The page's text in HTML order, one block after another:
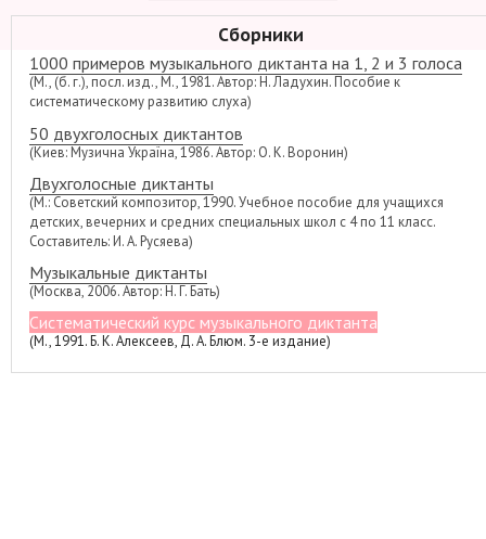
Сборники
1000 примеров музыкального диктанта на 1, 2 и 3 голоса
(М., (б. г.), посл. изд., М., 1981. Автор: Н. Ладухин. Пособие к
систематическому развитию слуха)
50 двухголосных диктантов
(Киев: Музична Україна, 1986. Автор: О. К. Воронин)
Двухголосные диктанты
(М.: Советский композитор, 1990. Учебное пособие для учащихся
детских, вечерних и средних специальных школ с 4 по 11 класс.
Составитель: И. А. Русяева)
Музыкальные диктанты
(Москва, 2006. Автор: Н. Г. Бать)
Систематический курс музыкального диктанта
(М., 1991. Б. К. Алексеев, Д. А. Блюм. 3-е издание)